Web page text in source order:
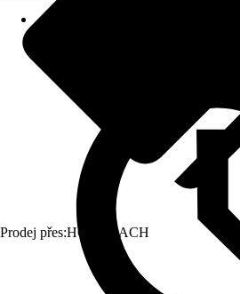
Prodej přes:HORNBACH